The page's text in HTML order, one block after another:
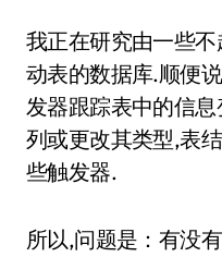
我正在研究由一些不起眼的工具自动生成的移
动表的数据库.顺便
发器跟踪表中的信
列或更改其类型,表
些触发器.
所以,问题是：有没